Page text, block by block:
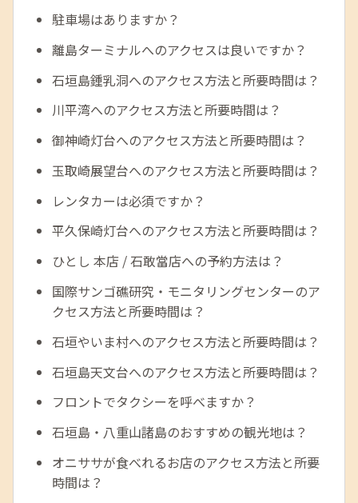
駐車場はありますか？
離島ターミナルへのアクセスは良いですか？
石垣島鍾乳洞へのアクセス方法と所要時間は？
川平湾へのアクセス方法と所要時間は？
御神崎灯台へのアクセス方法と所要時間は？
玉取崎展望台へのアクセス方法と所要時間は？
レンタカーは必須ですか？
平久保崎灯台へのアクセス方法と所要時間は？
ひとし 本店 / 石敢當店への予約方法は？
国際サンゴ礁研究・モニタリングセンターのア
クセス方法と所要時間は？
石垣やいま村へのアクセス方法と所要時間は？
石垣島天文台へのアクセス方法と所要時間は？
フロントでタクシーを呼べますか？
石垣島・八重山諸島のおすすめの観光地は？
オニササが食べれるお店のアクセス方法と所要
時間は？